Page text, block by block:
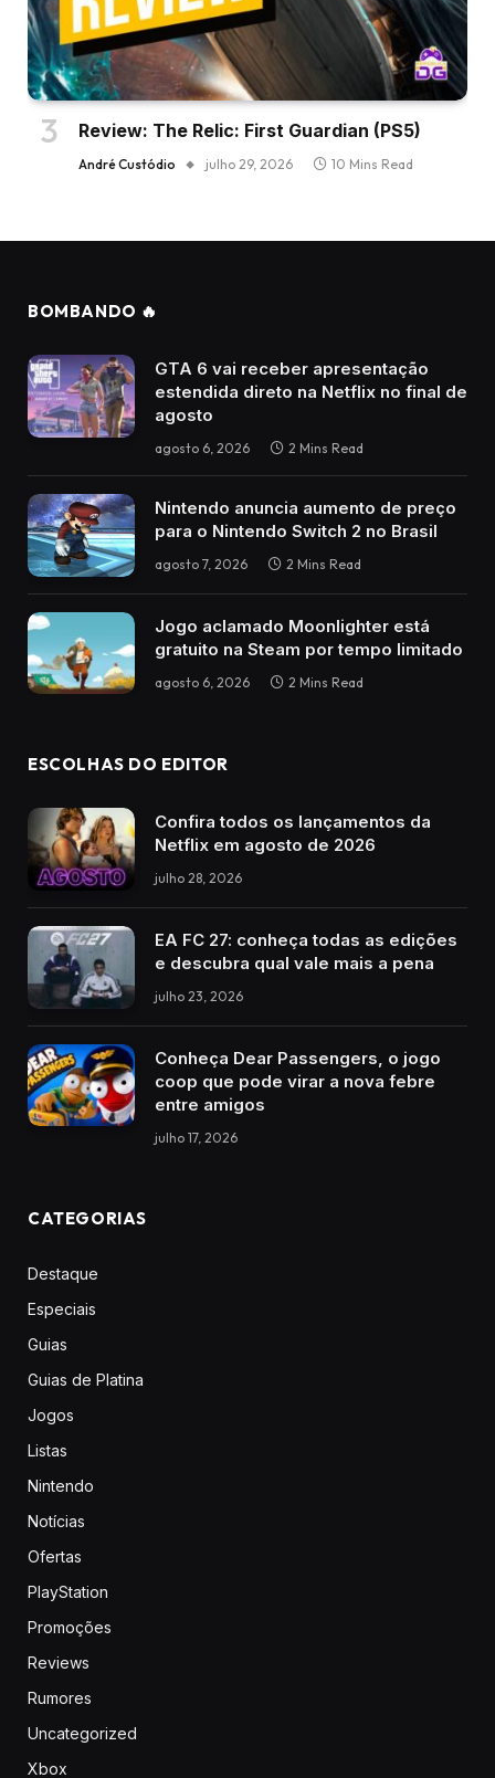
Review: The Relic: First Guardian (PS5)
André Custódio julho 29, 2026 10 Mins Read
BOMBANDO 🔥
GTA 6 vai receber apresentação
estendida direto na Netflix no final de
agosto
agosto 6, 2026 2 Mins Read
Nintendo anuncia aumento de preço
para o Nintendo Switch 2 no Brasil
agosto 7, 2026 2 Mins Read
Jogo aclamado Moonlighter está
gratuito na Steam por tempo limitado
agosto 6, 2026 2 Mins Read
ESCOLHAS DO EDITOR
Confira todos os lançamentos da
Netflix em agosto de 2026
julho 28, 2026
EA FC 27: conheça todas as edições
e descubra qual vale mais a pena
julho 23, 2026
Conheça Dear Passengers, o jogo
coop que pode virar a nova febre
entre amigos
julho 17, 2026
CATEGORIAS
Destaque
Especiais
Guias
Guias de Platina
Jogos
Listas
Nintendo
Notícias
Ofertas
PlayStation
Promoções
Reviews
Rumores
Uncategorized
Xbox